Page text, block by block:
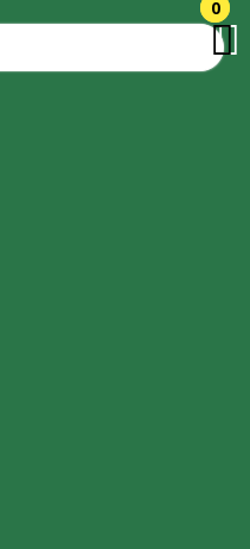
0
0